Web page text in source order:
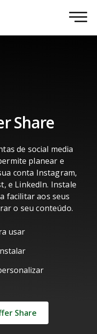
Share
de social media
planear e
conta Instagram,
e LinkedIn. Instale
facilitar aos seus
o seu conteúdo.
usar
Share